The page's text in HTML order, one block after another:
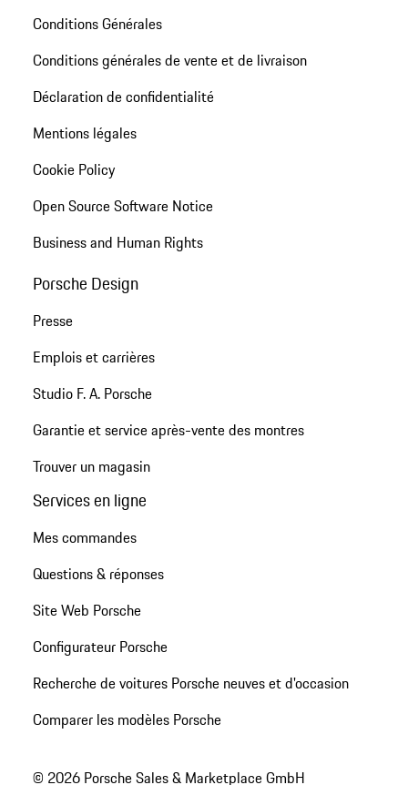
Conditions Générales
Conditions générales de vente et de livraison
Déclaration de confidentialité
Mentions légales
Cookie Policy
Open Source Software Notice
Business and Human Rights
Porsche Design
Presse
Emplois et carrières
Studio F. A. Porsche
Garantie et service après-vente des montres
Trouver un magasin
Services en ligne
Mes commandes
Questions & réponses
Site Web Porsche
Configurateur Porsche
Recherche de voitures Porsche neuves et d'occasion
Comparer les modèles Porsche
© 2026 Porsche Sales & Marketplace GmbH